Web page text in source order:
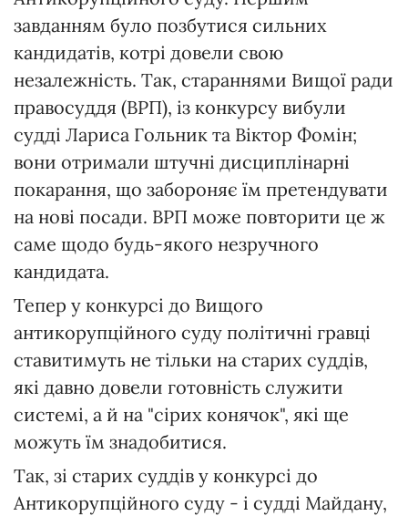
завданням було позбутися сильних
кандидатів, котрі довели свою
незалежність. Так, стараннями Вищої ради
правосуддя (ВРП), із конкурсу вибули
судді Лариса Гольник та Віктор Фомін;
вони отримали штучні дисциплінарні
покарання, що забороняє їм претендувати
на нові посади. ВРП може повторити це ж
саме щодо будь-якого незручного
кандидата.
Тепер у конкурсі до Вищого
антикорупційного суду політичні гравці
ставитимуть не тільки на старих суддів,
які давно довели готовність служити
системі, а й на "сірих конячок", які ще
можуть їм знадобитися.
Так, зі старих суддів у конкурсі до
Антикорупційного суду - і судді Майдану,